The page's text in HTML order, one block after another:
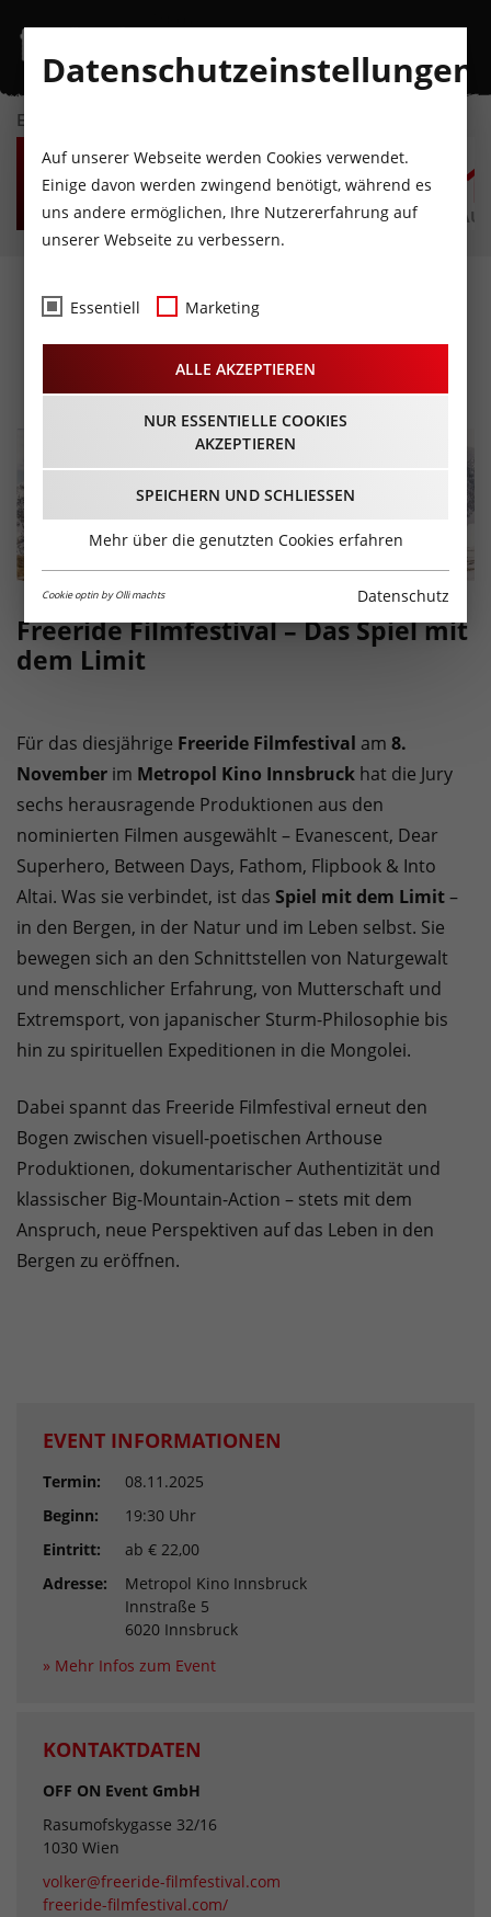
EVENTKALENDER
SA
8
AUGUST
SO
9
AUGUST
MO
10
AUGUST
DI
11
AUGUST
MI
12
AUGUST
Freeride Filmfestival 2025
– Das Spiel mit dem Limit
08.11.2025 - Beginn 19:30 Uhr
Freeride Filmfestival – Das Spiel mit
dem Limit
Für das diesjährige Freeride Filmfestival am 8.
November im Metropol Kino Innsbruck hat die Jury
sechs herausragende Produktionen aus den
nominierten Filmen ausgewählt – Evanescent, Dear
Superhero, Between Days, Fathom, Flipbook & Into
Altai. Was sie verbindet, ist das Spiel mit dem Limit–
in den Bergen, in der Natur und im Leben selbst. Sie
bewegen sich an den Schnittstellen von Naturgewalt
und menschlicher Erfahrung, von Mutterschaft und
Extremsport, von japanischer Sturm-Philosophie bis
hin zu spirituellen Expeditionen in die Mongolei.
Dabei spannt das Freeride Filmfestival erneut den
Bogen zwischen visuell-poetischen Arthouse
Produktionen, dokumentarischer Authentizität und
klassischer Big-Mountain-Action – stets mit dem
Anspruch, neue Perspektiven auf das Leben in den
Bergen zu eröffnen.
EVENT INFORMATIONEN
Termin:
08.11.2025
Beginn:
19:30 Uhr
Eintritt:
ab € 22,00
Adresse:
Metropol Kino Innsbruck
Innstraße 5
6020 Innsbruck
» Mehr Infos zum Event
KONTAKTDATEN
OFF ON Event GmbH
Rasumofskygasse 32/16
1030 Wien
volker@freeride-filmfestival.com
freeride-filmfestival.com/
Datenschutzeinstellungen
Auf unserer Webseite werden Cookies verwendet.
Einige davon werden zwingend benötigt, während es
uns andere ermöglichen, Ihre Nutzererfahrung auf
unserer Webseite zu verbessern.
Essentiell Marketing
ALLE AKZEPTIEREN
NUR ESSENTIELLE COOKIES
AKZEPTIEREN
SPEICHERN UND SCHLIESSEN
Mehr über die genutzten Cookies erfahren
Cookie optin by Olli machts Datenschutz